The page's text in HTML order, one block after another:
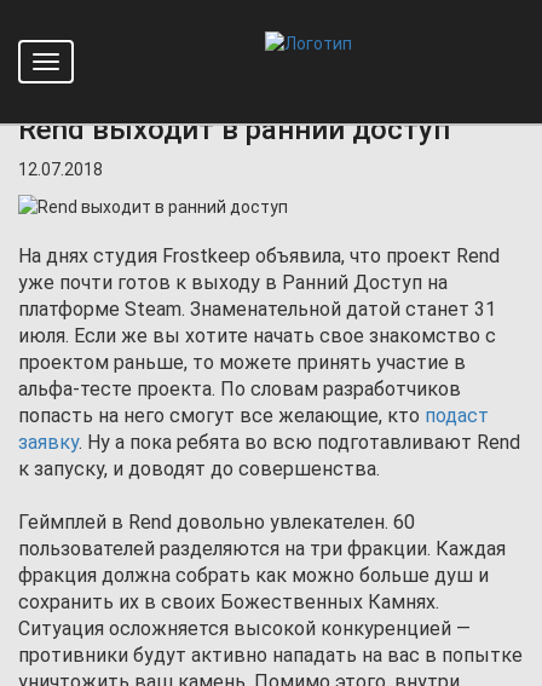
Toggle
navigation
Главная
Rend выходит в ранний доступ
12.07.2018
На днях студия Frostkeep объявила, что проект Rend
уже почти готов к выходу в Ранний Доступ на
платформе Steam. Знаменательной датой станет 31
июля. Если же вы хотите начать свое знакомство с
проектом раньше, то можете принять участие в
альфа-тесте проекта. По словам разработчиков
попасть на него смогут все желающие, кто подаст
заявку. Ну а пока ребята во всю подготавливают Rend
к запуску, и доводят до совершенства.
Геймплей в Rend довольно увлекателен. 60
пользователей разделяются на три фракции. Каждая
фракция должна собрать как можно больше душ и
сохранить их в своих Божественных Камнях.
Ситуация осложняется высокой конкуренцией —
противники будут активно нападать на вас в попытке